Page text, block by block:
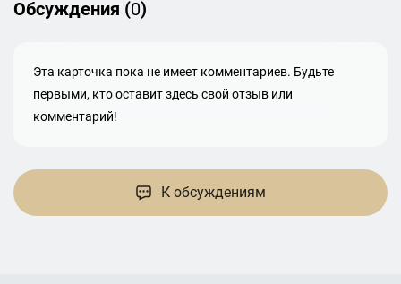
Обсуждения (0)
Эта карточка пока не имеет комментариев. Будьте
первыми, кто оставит здесь свой отзыв или
комментарий!
К обсуждениям